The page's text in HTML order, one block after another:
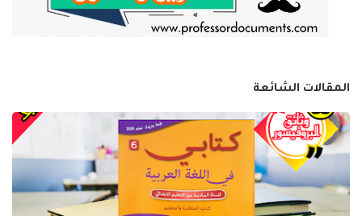
المقالات الشائعة